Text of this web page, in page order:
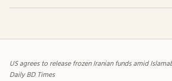
US agrees to release frozen Iranian funds amid
Daily BD Times